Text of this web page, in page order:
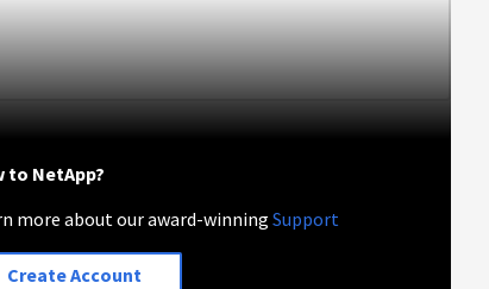
to NetApp?
more about our award-winningSupport
Create Account